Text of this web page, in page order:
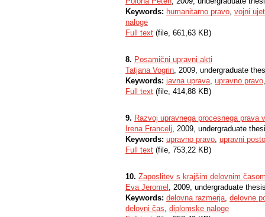
Keywords: humanitarno pravo, vojni
naloge
Full text (file, 661,63 KB)
8. Posamični upravni akti
Tatjana Vogrin, 2009, undergraduate
Keywords: javna uprava, upravno pravo
Full text (file, 414,88 KB)
9. Razvoj upravnega procesnega prava
Irena Francelj, 2009, undergraduate
Keywords: upravno pravo, upravni
Full text (file, 753,22 KB)
10. Zaposlitev s krajšim delovnim
Eva Jeromel , 2009, undergraduate
Keywords: delovna razmerja, delovne
delovni čas, diplomske naloge